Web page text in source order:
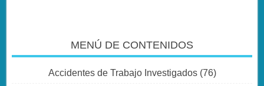
MENÚ DE CONTENIDOS
Accidentes de Trabajo Investigados(76)